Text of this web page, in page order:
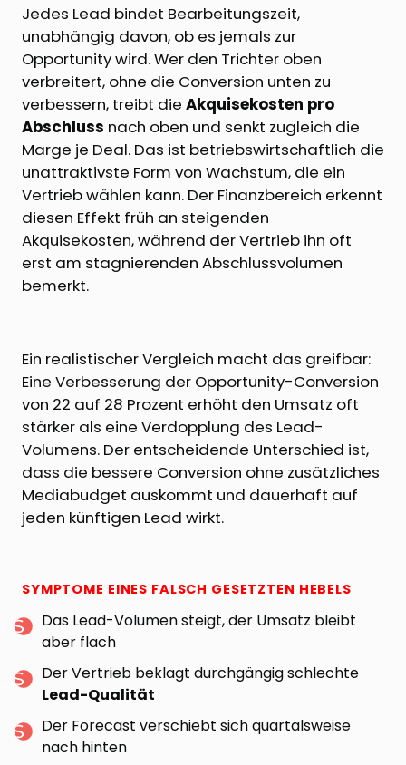
Jedes Lead bindet Bearbeitungszeit,
unabhängig davon, ob es jemals zur
Opportunity wird. Wer den Trichter oben
verbreitert, ohne die Conversion unten zu
verbessern, treibt die Akquisekosten pro
Abschluss nach oben und senkt zugleich die
Marge je Deal. Das ist betriebswirtschaftlich die
unattraktivste Form von Wachstum, die ein
Vertrieb wählen kann. Der Finanzbereich erkennt
diesen Effekt früh an steigenden
Akquisekosten, während der Vertrieb ihn oft
erst am stagnierenden Abschlussvolumen
bemerkt.
Ein realistischer Vergleich macht das greifbar:
Eine Verbesserung der Opportunity-Conversion
von 22 auf 28 Prozent erhöht den Umsatz oft
stärker als eine Verdopplung des Lead-
Volumens. Der entscheidende Unterschied ist,
dass die bessere Conversion ohne zusätzliches
Mediabudget auskommt und dauerhaft auf
jeden künftigen Lead wirkt.
SYMPTOME EINES FALSCH GESETZTEN HEBELS
Das Lead-Volumen steigt, der Umsatz bleibt
aber flach
Der Vertrieb beklagt durchgängig schlechte
Lead-Qualität
Der Forecast verschiebt sich quartalsweise
nach hinten